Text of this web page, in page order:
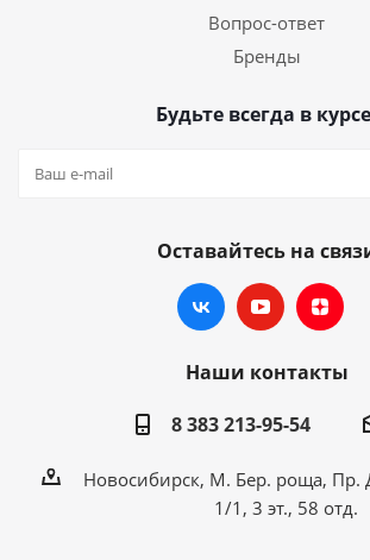
Вопрос-ответ
Бренды
Будьте всегда в
Оставайтесь на
Наши контакты
8 383 213-95-54
Новосибирск, М. Бер. роща, Пр.
1/1, 3 эт., 58 отд.